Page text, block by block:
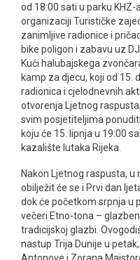
od 18:00 sati u parku
organizaciji Turističke
zanimljive radionice i
bike poligon i zabavu uz
Kući halubajskega
kamp za djecu, koji od 15.
radionica i cjelodnevnih
otvorenja Ljetnog
svim posjetiteljima
koju će 15. lipnja u 19:00
kazalište lutaka Rijeka.
Nakon Ljetnog raspusta, u
obilježit će se i Prvi dan
dok će početkom srpnja u
večeri Etno-tona –
tradicijskoj glazbi.
nastup Trija Dunije u